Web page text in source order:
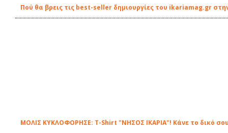
Πού θα βρεις τις best-seller δημιουργίες του ikariamag.gr
ΜΟΛΙΣ ΚΥΚΛΟΦΟΡΗΣΕ: Τ-Shirt "ΝΗΣΟΣ ΙΚΑΡΙΑ"! Κάνε το δικό